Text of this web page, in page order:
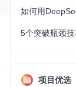
项目优选